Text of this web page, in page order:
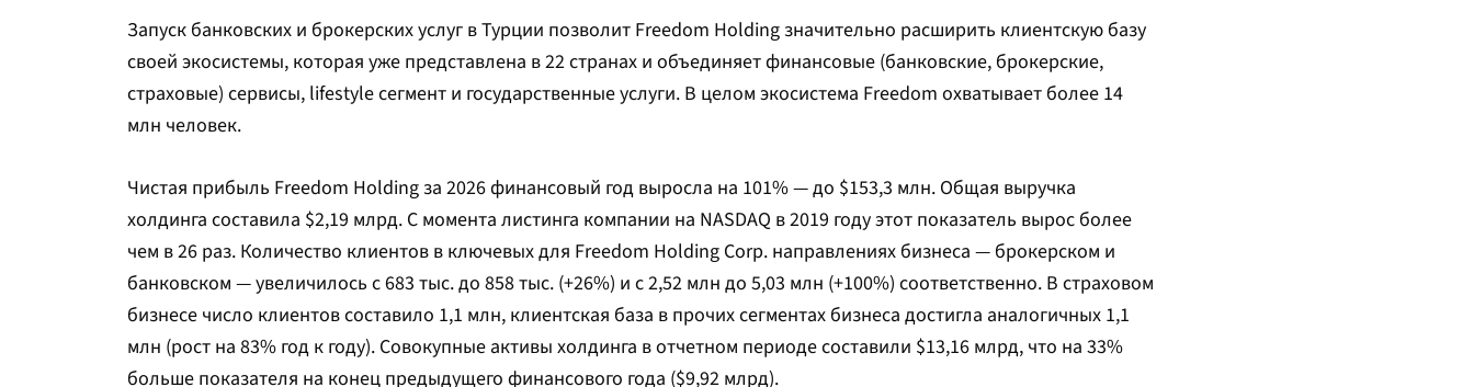
Запуск банковских и брокерских услуг в Турции позволит Freedom Holding значительно расширить клиентскую базу
своей экосистемы, которая уже представлена в 22 странах и объединяет финансовые (банковские, брокерские,
страховые) сервисы, lifestyle сегмент и государственные услуги. В целом экосистема Freedom охватывает более 14
млн человек.
Чистая прибыль Freedom Holding за 2026 финансовый год выросла на 101% — до $153,3 млн. Общая выручка
холдинга составила $2,19 млрд. С момента листинга компании на NASDAQ в 2019 году этот показатель вырос более
чем в 26 раз. Количество клиентов в ключевых для Freedom Holding Corp. направлениях бизнеса — брокерском и
банковском — увеличилось с 683 тыс. до 858 тыс. (+26%) и с 2,52 млн до 5,03 млн (+100%) соответственно. В страховом
бизнесе число клиентов составило 1,1 млн, клиентская база в прочих сегментах бизнеса достигла аналогичных 1,1
млн (рост на 83% год к году). Совокупные активы холдинга в отчетном периоде составили $13,16 млрд, что на 33%
больше показателя на конец предыдущего финансового года ($9,92 млрд).